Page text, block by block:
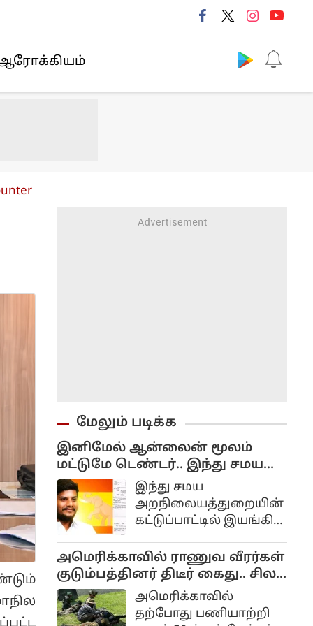
மேலும் படிக்க
இனிமேல் ஆன்லைன் மூலம்
மட்டுமே டெண்டர்.. இந்து சமய
அறநிலையத்துறையின் அதிரடி
முடிவு..
இந்து சமய
அறநிலையத்துறையின்
கட்டுப்பாட்டில் இயங்கி
திருக்கோயில்களில்,
இனிவரும் காலங்களில்
ஆன்லைன் மூலம்
மட்டுமே டெண்டர்
மற்றும் பொது ஏலம்
அமெரிக்காவில் ராணுவ வீரர்கள்
குடும்பத்தினர் திடீர் கைது.. சிலர்
நாட்டை விட்டும் வெளியேற்றம்...
அமெரிக்காவில்
தற்போது பணியாற்றி